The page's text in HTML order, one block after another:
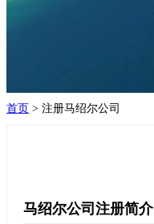
首页 > 注册马绍尔公司
马绍尔公司注册简介